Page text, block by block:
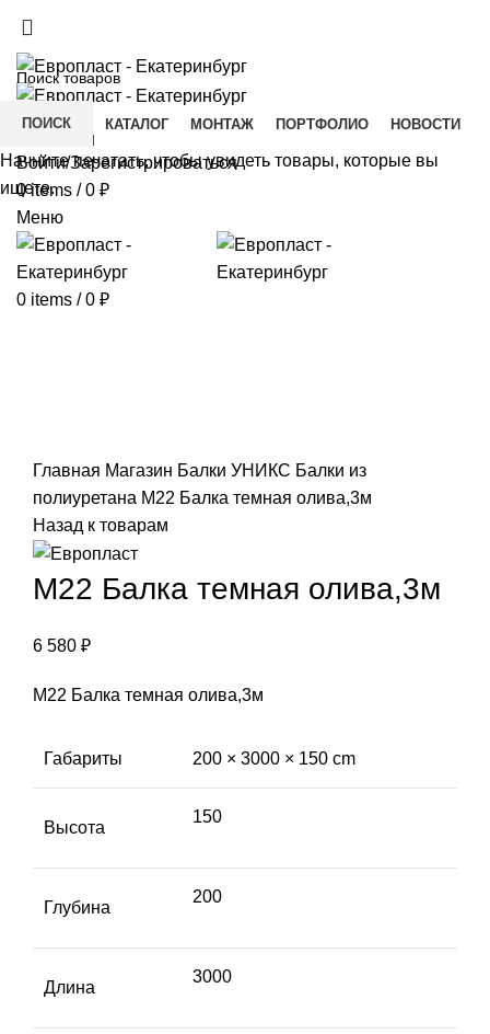
ГЛАВНАЯ КАТАЛОГ МОНТАЖ ПОРТФОЛИО
НОВОСТИ
КОНТАКТЫ
Войти/Зарегистрироваться
0items / 0 ₽
Меню
0 items / 0 ₽
Главная Магазин Балки УНИКС Балки из
полиуретана М22 Балка темная олива,3м
Назад к товарам
М22 Балка темная олива,3м
6 580 ₽
М22 Балка темная олива,3м
Габариты 200 × 3000 × 150 cm
Высота
150
Глубина
200
Длина
3000
ПОИСК
Начните печатать, чтобы увидеть товары, которые вы
ищете.